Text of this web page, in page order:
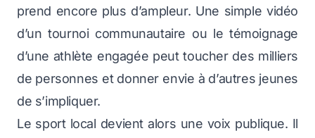
prend encore plus d’ampleur. Une simple vidéo
d’un tournoi communautaire ou le témoignage
d’une athlète engagée peut toucher des milliers
de personnes et donner envie à d’autres jeunes
de s’impliquer.
Le sport local devient alors une voix publique. Il